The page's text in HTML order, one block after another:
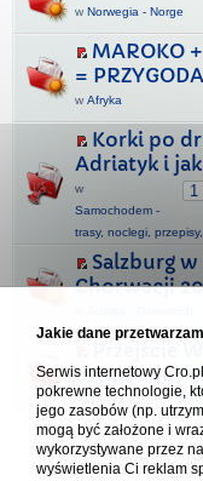
w Norwegia - Norge
MAROKO
= PRZYGODA
w Afryka
Korki po
Adriatyk i
1
w
Samochodem -
trasy, noclegi,
Salzburg
Chorwacji
drodze do
wSamochodem -
Forum Chorwacja
Jakie dane
Serwis internetowy
pokrewne technologie,
jego zasobów (np.
mogą być założone i
wykorzystywane przez
wyświetlenia Ci reklam